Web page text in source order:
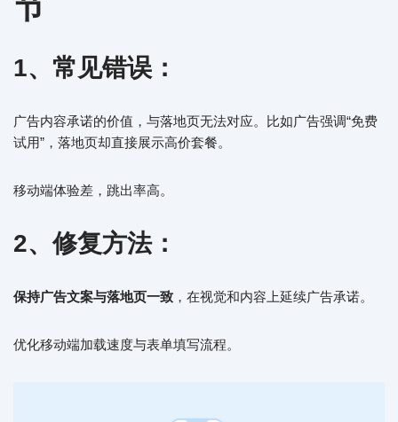
1、常见错误：
广告内容承诺的价值，与落地页无法对应。比如广告强调“免费
试用”，落地页却直接展示高价套餐。
移动端体验差，跳出率高。
2、修复方法：
保持广告文案与落地页一致 ，在视觉和内容上延续广告承诺。
优化移动端加载速度与表单填写流程。